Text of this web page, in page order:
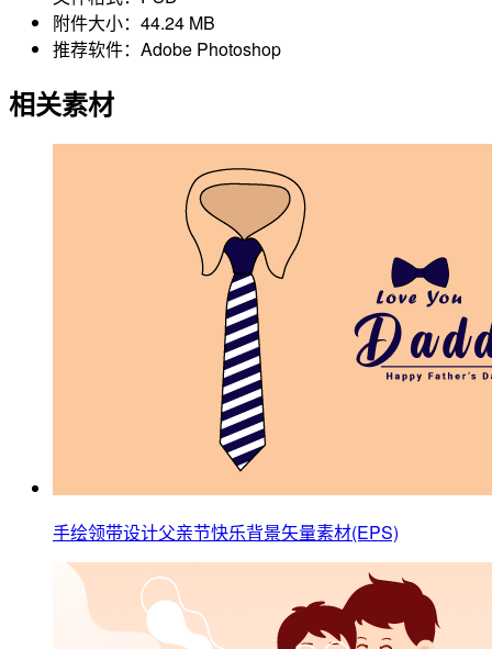
附件大小： 44.24 MB
推荐软件： Adobe Photoshop
相关素材
手绘领带设计父亲节快乐背景矢量素材(EPS)